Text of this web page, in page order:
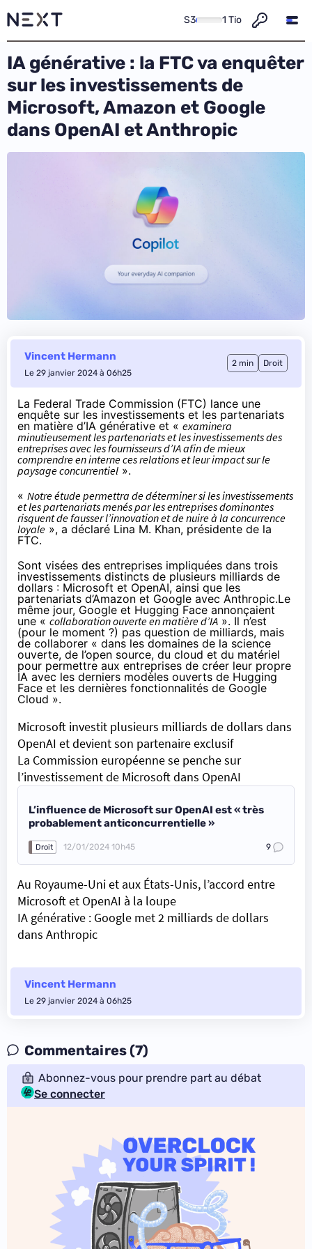
S3 1 Tio
IA générative : la FTC va enquêter
sur les investissements de
Microsoft, Amazon et Google
dans OpenAI et Anthropic
Vincent Hermann
Le 29 janvier 2024 à 06h25
2 min Droit
La Federal Trade Commission (FTC) lance une
enquête sur les investissements et les partenariats
en matière d’IA générative et « examinera
minutieusement les partenariats et les investissements des
entreprises avec les fournisseurs d’IA afin de mieux
comprendre en interne ces relations et leur impact sur le
paysage concurrentiel ».
« Notre étude permettra de déterminer si les investissements
et les partenariats menés par les entreprises dominantes
risquent de fausser l’innovation et de nuire à la concurrence
loyale », a déclaré Lina M. Khan, présidente de la
FTC.
Sont visées des entreprises impliquées dans trois
investissements distincts de plusieurs milliards de
dollars : Microsoft et OpenAI, ainsi que les
partenariats d’Amazon et Google avec Anthropic.Le
même jour, Google et Hugging Face annonçaient
une « collaboration ouverte en matière d’IA ». Il n’est
(pour le moment ?) pas question de milliards, mais
de collaborer « dans les domaines de la science
ouverte, de l’open source, du cloud et du matériel
pour permettre aux entreprises de créer leur propre
IA avec les derniers modèles ouverts de Hugging
Face et les dernières fonctionnalités de Google
Cloud ».
Microsoft investit plusieurs milliards de dollars dans
OpenAI et devient son partenaire exclusif
La Commission européenne se penche sur
l’investissement de Microsoft dans OpenAI
L’influence de Microsoft sur OpenAI est « très
probablement anticoncurrentielle »
Droit 12/01/2024 10h45 9
Au Royaume-Uni et aux États-Unis, l’accord entre
Microsoft et OpenAI à la loupe
IA générative : Google met 2 milliards de dollars
dans Anthropic
Vincent Hermann
Le 29 janvier 2024 à 06h25
Commentaires (7)
Abonnez-vous pour prendre part au débat
Se connecter